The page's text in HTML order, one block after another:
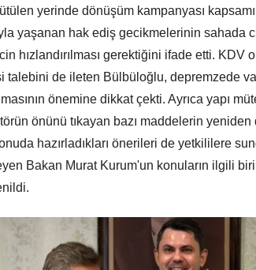
yerinde dönüşüm kampanyası
yaşanan hak ediş gecikmelerinin sahada
hızlandırılması gerektiğini ifade etti. KDV
talebini de ileten Bülbüloğlu, depremzede
önemine dikkat çekti. Ayrıca yapı
önünü tıkayan bazı maddelerin
hazırladıkları önerileri de yetkililere
Bakan Murat Kurum'un konuların ilgili